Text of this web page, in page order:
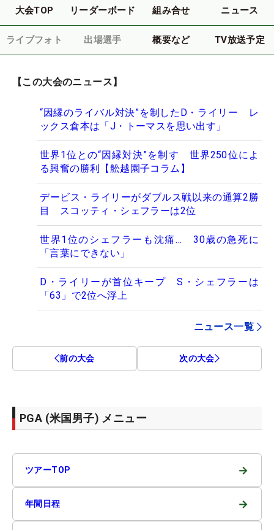
大会TOP リーダーボード 組み合せ ニュース
ライブフォト 出場選手 概要など TV放送予定
【この大会のニュース】
“因縁のライバル対決”を制したD・ライリー レ
ックス倉本は「J・トーマスを思い出す」
世界1位との“因縁対決”を制す 世界250位によ
る興奮の勝利【舩越園子コラム】
デービス・ライリーがダブルス戦以来の通算2勝
目 スコッティ・シェフラーは2位
世界1位のシェフラーも沈痛… 30歳の急死に
「言葉にできない」
D・ライリーが首位キープ S・シェフラーは
「63」で2位へ浮上
ニュース一覧
前の大会 次の大会
PGA (米国男子) メニュー
ツアーTOP →
年間日程 →